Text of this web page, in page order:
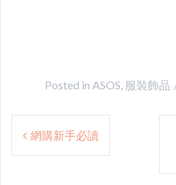
Posted in ASOS, 服裝飾品
Post
navigation
網購新手必讀